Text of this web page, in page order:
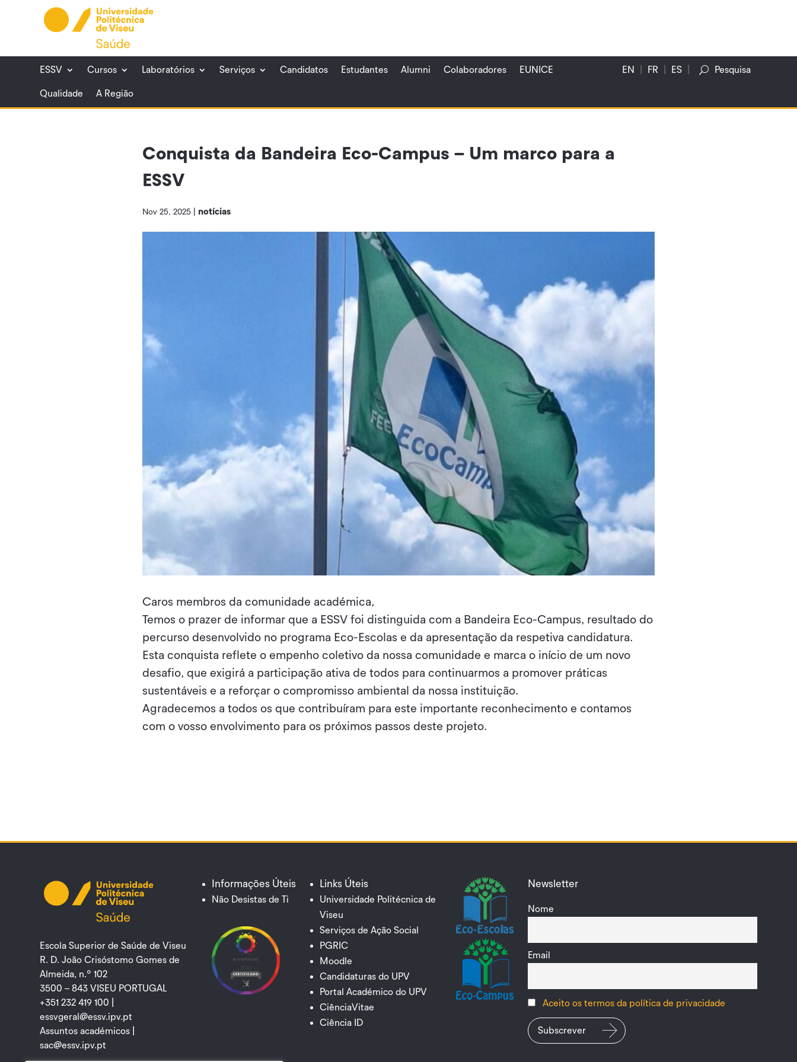
ESSV Cursos Laboratórios Serviços Candidatos Estudantes Alumni Colaboradores EUNICE
Qualidade A Região
EN FR ES Pesquisa
Conquista da Bandeira Eco-Campus – Um marco para a
ESSV
Nov 25, 2025 notícias
Caros membros da comunidade académica,
Temos o prazer de informar que a ESSV foi distinguida com a Bandeira Eco-Campus, resultado do
percurso desenvolvido no programa Eco-Escolas e da apresentação da respetiva candidatura.
Esta conquista reflete o empenho coletivo da nossa comunidade e marca o início de um novo
desafio, que exigirá a participação ativa de todos para continuarmos a promover práticas
sustentáveis e a reforçar o compromisso ambiental da nossa instituição.
Agradecemos a todos os que contribuíram para este importante reconhecimento e contamos
com o vosso envolvimento para os próximos passos deste projeto.
Escola Superior de Saúde de Viseu
R. D. João Crisóstomo Gomes de
Almeida, n.º 102
3500 – 843 VISEU PORTUGAL
+351 232 419 100 |
essvgeral@essv.ipv.pt
Assuntos académicos |
sac@essv.ipv.pt
Informações Úteis
Não Desistas de Ti
Links Úteis
Universidade Politécnica de
Viseu
Serviços de Ação Social
PGRIC
Moodle
Candidaturas do UPV
Portal Académico do UPV
CiênciaVitae
Ciência ID
Newsletter
Nome
Email
Aceito os termos da política de privacidade